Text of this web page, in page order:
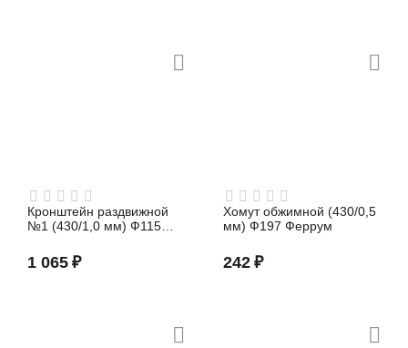
Кронштейн раздвижной
№1 (430/1,0 мм) Ф115
1 065 ₽
Хомут обжимной (430/0,5
мм) Ф197 Феррум
242 ₽